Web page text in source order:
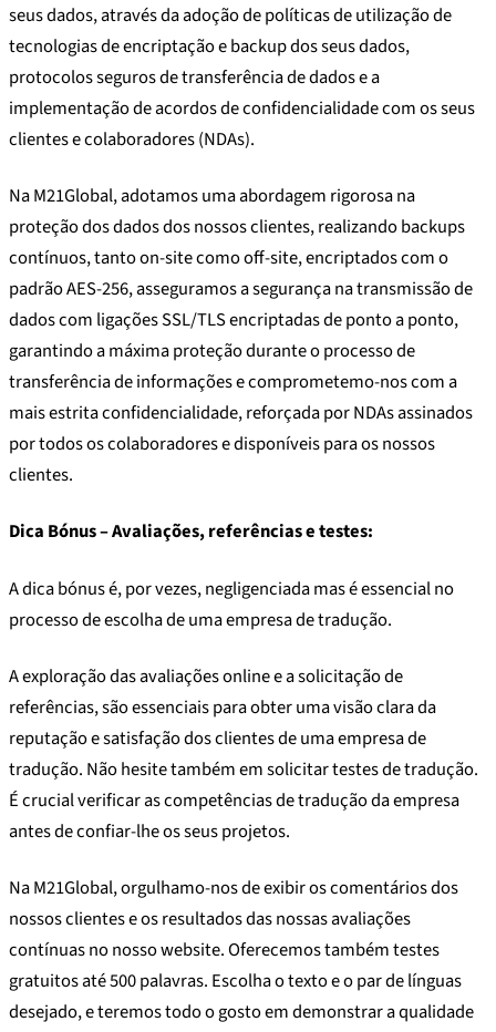
seus dados, através da adoção de políticas de utilização de
tecnologias de encriptação e backup dos seus dados,
protocolos seguros de transferência de dados e a
implementação de acordos de confidencialidade com os seus
clientes e colaboradores (NDAs).
Na M21Global, adotamos uma abordagem rigorosa na
proteção dos dados dos nossos clientes, realizando backups
contínuos, tanto on-site como off-site, encriptados com o
padrão AES-256, asseguramos a segurança na transmissão de
dados com ligações SSL/TLS encriptadas de ponto a ponto,
garantindo a máxima proteção durante o processo de
transferência de informações e comprometemo-nos com a
mais estrita confidencialidade, reforçada por NDAs assinados
por todos os colaboradores e disponíveis para os nossos
clientes.
Dica Bónus – Avaliações, referências e testes:
A dica bónus é, por vezes, negligenciada mas é essencial no
processo de escolha de uma empresa de tradução.
A exploração das avaliações online e a solicitação de
referências, são essenciais para obter uma visão clara da
reputação e satisfação dos clientes de uma empresa de
tradução. Não hesite também em solicitar testes de tradução.
É crucial verificar as competências de tradução da empresa
antes de confiar-lhe os seus projetos.
Na M21Global, orgulhamo-nos de exibir os comentários dos
nossos clientes e os resultados das nossas avaliações
contínuas no nosso website. Oferecemos também testes
gratuitos até 500 palavras. Escolha o texto e o par de línguas
desejado, e teremos todo o gosto em demonstrar a qualidade